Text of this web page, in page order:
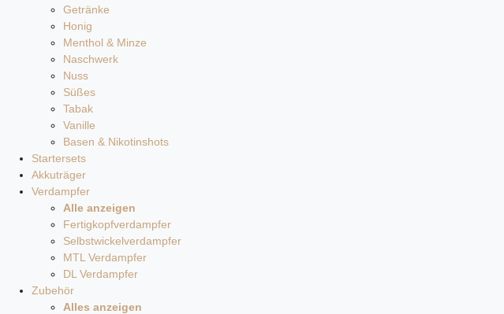
Getränke
Honig
Menthol & Minze
Naschwerk
Nuss
Süßes
Tabak
Vanille
Basen & Nikotinshots
Startersets
Akkuträger
Verdampfer
Alle anzeigen
Fertigkopfverdampfer
Selbstwickelverdampfer
MTL Verdampfer
DL Verdampfer
Zubehör
Alles anzeigen